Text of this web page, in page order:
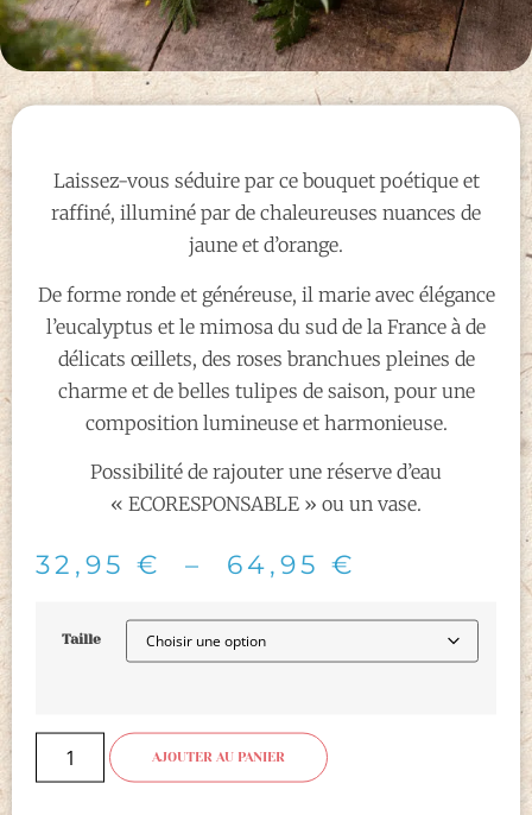
Laissez-vous séduire par ce bouquet poétique et
raffiné, illuminé par de chaleureuses nuances de
jaune et d’orange.
De forme ronde et généreuse, il marie avec élégance
l’eucalyptus et le mimosa du sud de la France à de
délicats œillets, des roses branchues pleines de
charme et de belles tulipes de saison, pour une
composition lumineuse et harmonieuse.
Possibilité de rajouter une réserve d’eau
« ECORESPONSABLE » ou un vase.
32,95 € – 64,95 €
Taille
AJOUTER AU PANIER